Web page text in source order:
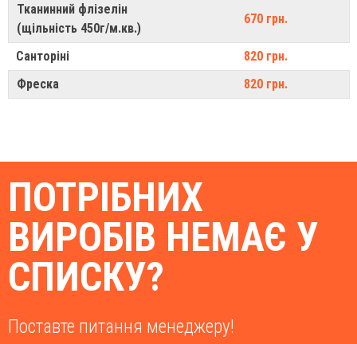
Тканинний флізелін
(щільність 450г/м.кв.)
670 грн.
Санторіні
820 грн.
Фреска
820 грн.
ПОТРІБНИХ
ВИРОБІВ НЕМАЄ У
СПИСКУ?
Поставте питання менеджеру!